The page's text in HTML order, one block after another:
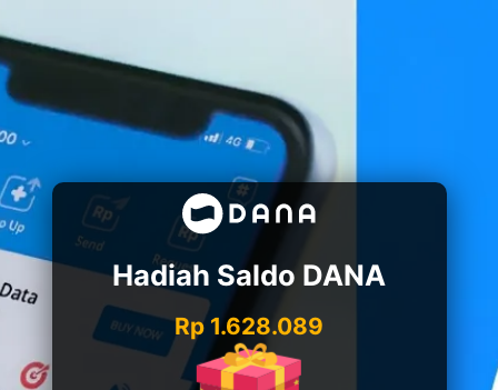
Hadiah Saldo DANA
Rp 1.628.089